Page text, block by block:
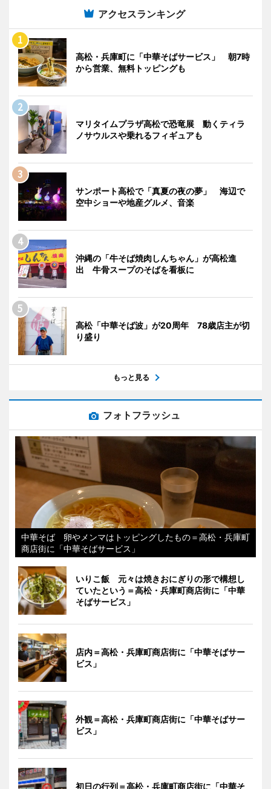
アクセスランキング
高松・兵庫町に「中華そばサービス」 朝7時
から営業、無料トッピングも
マリタイムプラザ高松で恐竜展 動くティラ
ノサウルスや乗れるフィギュアも
サンポート高松で「真夏の夜の夢」 海辺で
空中ショーや地産グルメ、音楽
沖縄の「牛そば焼肉しんちゃん」が高松進
出 牛骨スープのそばを看板に
高松「中華そば波」が20周年 78歳店主が切
り盛り
もっと見る
フォトフラッシュ
中華そば 卵やメンマはトッピングしたもの＝高松・兵庫町
商店街に「中華そばサービス」
いりこ飯 元々は焼きおにぎりの形で構想し
ていたという＝高松・兵庫町商店街に「中華
そばサービス」
店内＝高松・兵庫町商店街に「中華そばサー
ビス」
外観＝高松・兵庫町商店街に「中華そばサー
ビス」
初日の行列＝高松・兵庫町商店街に「中華そ